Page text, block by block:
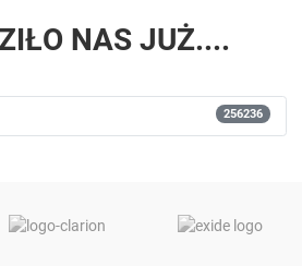
NAS JUŻ....
256236